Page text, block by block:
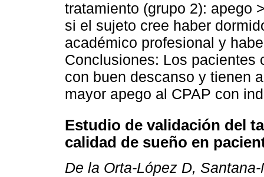
tratamiento (grupo 2): apego
si el sujeto cree haber
académico profesional y
Conclusiones: Los pacientes
con buen descanso y tienen
mayor apego al CPAP con
Estudio de validación del
calidad de sueño en
De la Orta-López D,